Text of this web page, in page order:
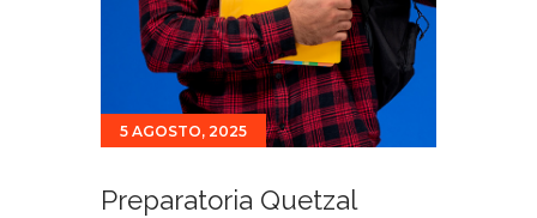
5 AGOSTO, 2025
Preparatoria Quetzal